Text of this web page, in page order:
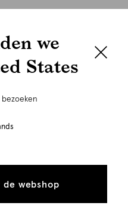
11
multiple ways to wear
collection
we
States
de webshop